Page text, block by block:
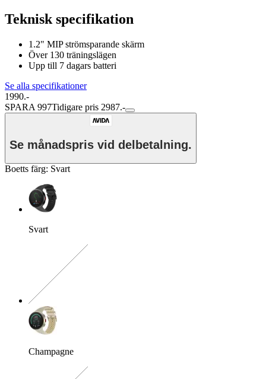
Teknisk specifikation
1.2" MIP strömsparande skärm
Över 130 träningslägen
Upp till 7 dagars batteri
Se alla specifikationer
1990.-
SPARA 997Tidigare pris 2987.-
Se månadspris vid delbetalning.
Boetts färg: Svart
Svart
Champagne